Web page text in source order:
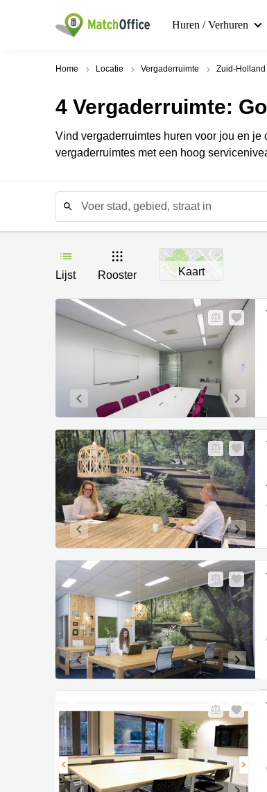
Huren / Verhuren
Home Locatie Vergaderruimte Zuid-Holland
4 Vergaderruimte:
Vind vergaderruimtes huren voor jou en
vergaderruimtes met een hoog
Lijst Rooster Kaart